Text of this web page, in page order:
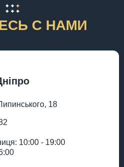
С НАМИ
18
10:00 - 19:00